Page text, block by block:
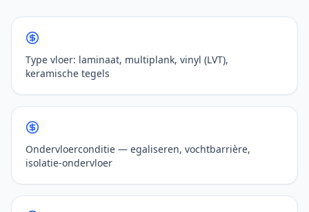
Type vloer: laminaat, multiplank, vinyl (LVT),
keramische tegels
Ondervloerconditie — egaliseren, vochtbarrière,
isolatie-ondervloer